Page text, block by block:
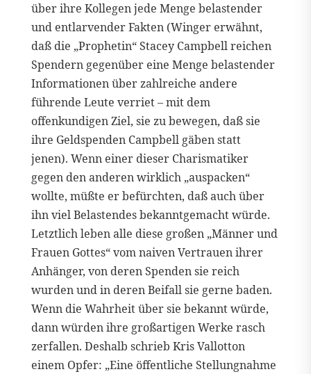
über ihre Kollegen jede Menge belastender
und entlarvender Fakten (Winger erwähnt,
daß die „Prophetin“ Stacey Campbell reichen
Spendern gegenüber eine Menge belastender
Informationen über zahlreiche andere
führende Leute verriet – mit dem
offenkundigen Ziel, sie zu bewegen, daß sie
ihre Geldspenden Campbell gäben statt
jenen). Wenn einer dieser Charismatiker
gegen den anderen wirklich „auspacken“
wollte, müßte er befürchten, daß auch über
ihn viel Belastendes bekanntgemacht würde.
Letztlich leben alle diese großen „Männer und
Frauen Gottes“ vom naiven Vertrauen ihrer
Anhänger, von deren Spenden sie reich
wurden und in deren Beifall sie gerne baden.
Wenn die Wahrheit über sie bekannt würde,
dann würden ihre großartigen Werke rasch
zerfallen. Deshalb schrieb Kris Vallotton
einem Opfer: „Eine öffentliche Stellungnahme